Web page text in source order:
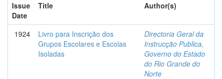
Issue
Date
Title Author(s)
1924
Livro para Inscrição dos
Grupos Escolares e Escolas
Isoladas
Directoria Geral da
Instrucção Publica,
Governo do Estado
do Rio Grande do
Norte